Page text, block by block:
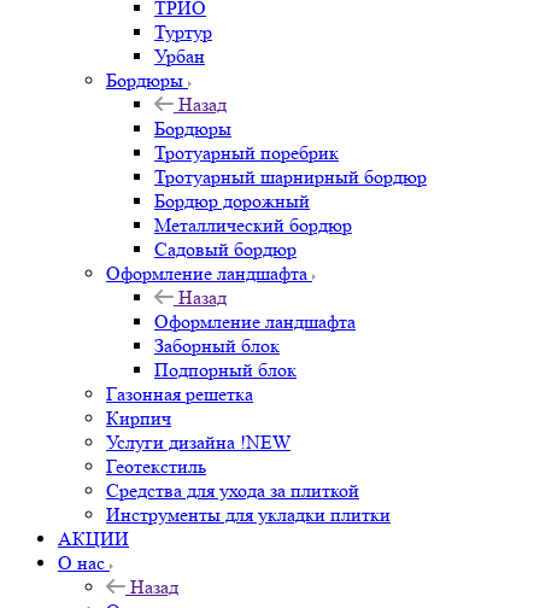
ТРИО
Туртур
Урбан
Бордюры
Назад
Бордюры
Тротуарный поребрик
Тротуарный шарнирный бордюр
Бордюр дорожный
Металлический бордюр
Садовый бордюр
Оформление ландшафта
Назад
Оформление ландшафта
Заборный блок
Подпорный блок
Газонная решетка
Кирпич
Услуги дизайна !NEW
Геотекстиль
Средства для ухода за плиткой
Инструменты для укладки плитки
АКЦИИ
О нас
Назад